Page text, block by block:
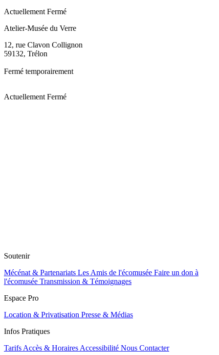
Actuellement Fermé
Atelier-Musée du Verre
12, rue Clavon Collignon
59132, Trélon
Fermé temporairement
Actuellement Fermé
Soutenir
Mécénat & Partenariats Les Amis de l'écomusée Faire un don à
l'écomusée Transmission & Témoignages
Espace Pro
Location & Privatisation Presse & Médias
Infos Pratiques
Tarifs Accès & Horaires Accessibilité Nous Contacter